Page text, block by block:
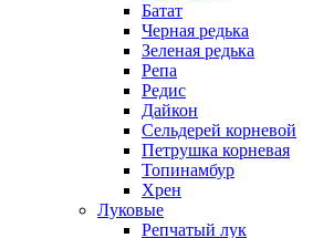
Батат
Черная редька
Зеленая редька
Репа
Редис
Дайкон
Сельдерей корневой
Петрушка корневая
Топинамбур
Хрен
Луковые
Репчатый лук